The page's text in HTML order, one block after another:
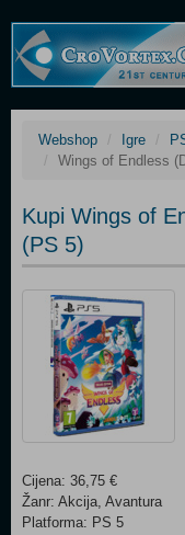
Webshop Igre
Wings of Endless
Kupi Wings of
(PS 5)
Cijena: 36,75 €
Žanr: Akcija, Avantura
Platforma: PS 5